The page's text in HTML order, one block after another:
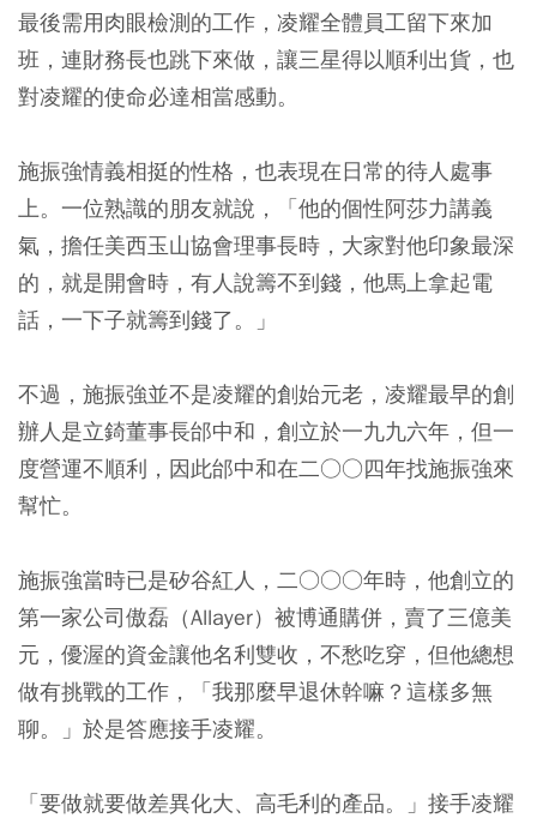
最後需用肉眼檢測的工作，凌耀全體員工留下來加
班，連財務長也跳下來做，讓三星得以順利出貨，也
對凌耀的使命必達相當感動。
施振強情義相挺的性格，也表現在日常的待人處事
上。一位熟識的朋友就說，「他的個性阿莎力講義
氣，擔任美西玉山協會理事長時，大家對他印象最深
的，就是開會時，有人說籌不到錢，他馬上拿起電
話，一下子就籌到錢了。」
不過，施振強並不是凌耀的創始元老，凌耀最早的創
辦人是立錡董事長邰中和，創立於一九九六年，但一
度營運不順利，因此邰中和在二○○四年找施振強來
幫忙。
施振強當時已是矽谷紅人，二○○○年時，他創立的
第一家公司傲磊（Allayer）被博通購併，賣了三億美
元，優渥的資金讓他名利雙收，不愁吃穿，但他總想
做有挑戰的工作，「我那麼早退休幹嘛？這樣多無
聊。」於是答應接手凌耀。
「要做就要做差異化大、高毛利的產品。」接手凌耀